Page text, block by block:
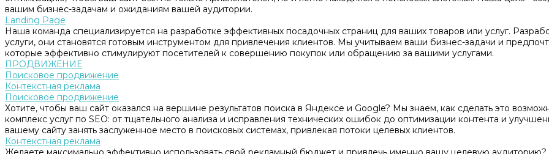
вашим бизнес-задачам и ожиданиям вашей аудитории.
Landing Page
Наша команда специализируется на разработке эффективных посадочных страниц для ваших товаров или услуг.
услуги, они становятся готовым инструментом для привлечения клиентов. Мы учитываем ваши бизнес-задачи и
которые эффективно стимулируют посетителей к совершению покупок или обращению за вашими услугами.
ПРОДВИЖЕНИЕ
Поисковое продвижение
Контекстная реклама
Поисковое продвижение
Хотите, чтобы ваш сайт оказался на вершине результатов поиска в Яндексе и Google? Мы знаем, как сделать это
комплекс услуг по SEO: от тщательного анализа и исправления технических ошибок до оптимизации контента и
вашему сайту занять заслуженное место в поисковых системах, привлекая потоки целевых клиентов.
Контекстная реклама